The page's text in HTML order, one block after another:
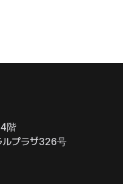
階
プラザ326号